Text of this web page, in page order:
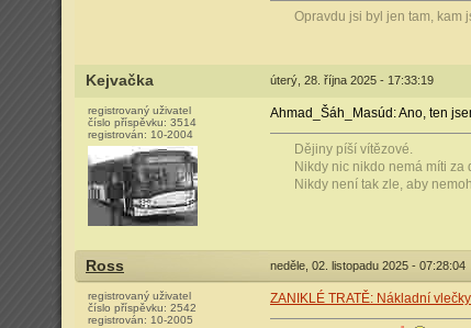
Opravdu jsi byl jen tam, kam
Kejvačka úterý, 28. října 2025 - 17:33:19
registrovaný uživatel
číslo příspěvku: 3514
registrován: 10-2004
Ahmad_Šáh_Masúd: Ano, ten
Dějiny píší vítězové.
Nikdy nic nikdo nemá míti za
Nikdy není tak zle, aby
Ross neděle, 02. listopadu 2025 - 07:28:04
registrovaný uživatel
číslo příspěvku: 2542
registrován: 10-2005
ZANIKLÉ TRATĚ: Nákladní